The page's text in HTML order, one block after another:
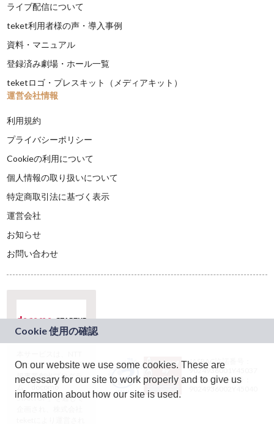
ライブ配信について
teket利用者様の声・導入事例
資料・マニュアル
登録済み劇場・ホール一覧
teketロゴ・プレスキット（メディアキット）
運営会社情報
利用規約
プライバシーポリシー
Cookieの利用について
個人情報の取り扱いについて
特定商取引法に基づく表示
運営会社
お知らせ
お問い合わせ
ドコモグループの新
規事業創出プログラ
ム「docomo
STARTUP」を通じて
JASRAC許諾番号：
9024936001Y45037
JASRAC許諾番号：
On our website we use some cookies. These are
necessary for our site to work properly and to give us
information about how our site is used.